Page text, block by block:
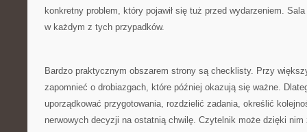
konkretny problem, który pojawił się tuż przed wydarzeniem.
w każdym z tych przypadków.
Bardzo praktycznym obszarem strony są checklisty. Przy
zapomnieć o drobiazgach, które później okazują się ważne.
uporządkować przygotowania, rozdzielić zadania, określić
nerwowych decyzji na ostatnią chwilę. Czytelnik może dzięki nim